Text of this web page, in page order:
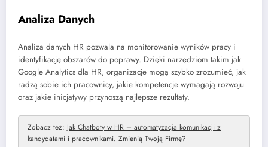
Analiza Danych
Analiza danych HR pozwala na monitorowanie wyników pracy i
identyfikację obszarów do poprawy. Dzięki narzędziom takim jak
Google Analytics dla HR, organizacje mogą szybko zrozumieć, jak
radzą sobie ich pracownicy, jakie kompetencje wymagają rozwoju
oraz jakie inicjatywy przynoszą najlepsze rezultaty.
Zobacz też: Jak Chatboty w HR – automatyzacja komunikacji z
kandydatami i pracownikami. Zmienią Twoją Firmę?